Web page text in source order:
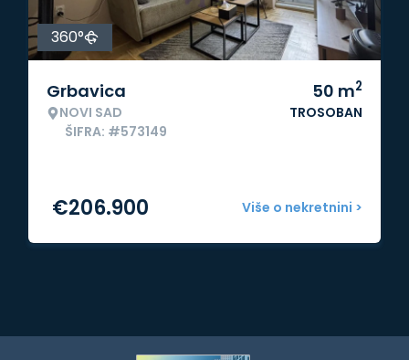
360°
Grbavica
NOVI SAD
ŠIFRA: #573149
50 m2
TROSOBAN
Više o nekretnini >
€206.900